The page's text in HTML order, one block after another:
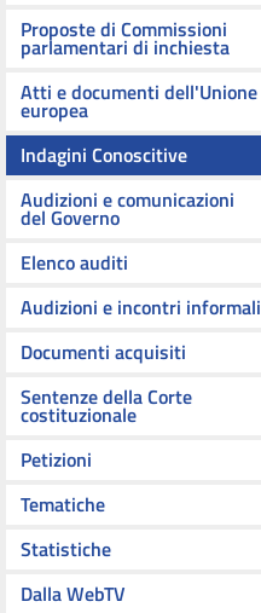
Proposte di Commissioni
parlamentari di inchiesta
Atti e documenti dell'Unione
europea
Indagini Conoscitive
Audizioni e comunicazioni
del Governo
Elenco auditi
Audizioni e incontri informali
Documenti acquisiti
Sentenze della Corte
costituzionale
Petizioni
Tematiche
Statistiche
Dalla WebTV